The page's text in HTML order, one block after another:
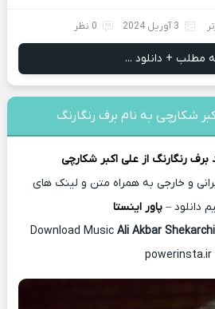
3 آوریل 2024 0 نظر
مطلب + دانلود ...
شکارچی به نام برف رنگارنگ
برف رنگارنگ ازعلی اکبر شکارچی
و خارجی به همراه متن و لینک های
دانلود – پاور اینستا
Ali Akbar Shekarchi
powerinsta.ir